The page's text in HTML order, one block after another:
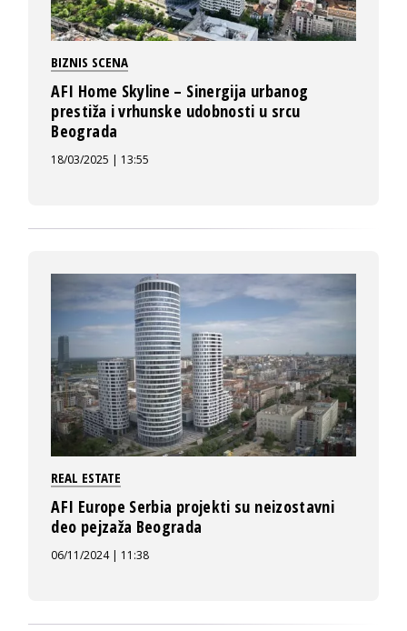
BIZNIS SCENA
AFI Home Skyline – Sinergija urbanog
prestiža i vrhunske udobnosti u srcu
Beograda
18/03/2025 | 13:55
REAL ESTATE
AFI Europe Serbia projekti su neizostavni
deo pejzaža Beograda
06/11/2024 | 11:38